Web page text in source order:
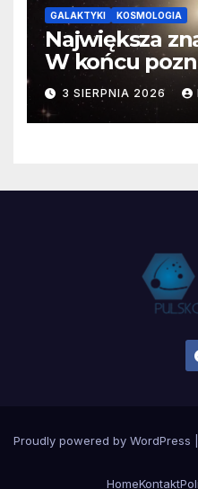
GALAKTYKI KOSMOLOGIA
Największa
W końcu
faktyczne
3 SIERPNIA 2026
Proudly powered by WordPress
HomeKontakt